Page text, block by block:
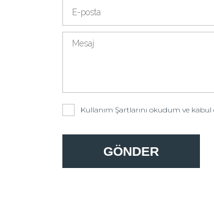
Kullanım Şartlarını okudum ve kabul
GÖNDER